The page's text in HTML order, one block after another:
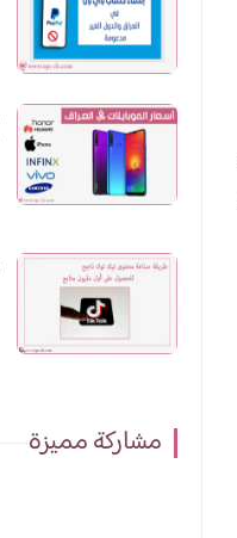
مشاركة مميزة